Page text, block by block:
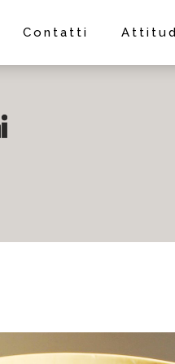
Contatti